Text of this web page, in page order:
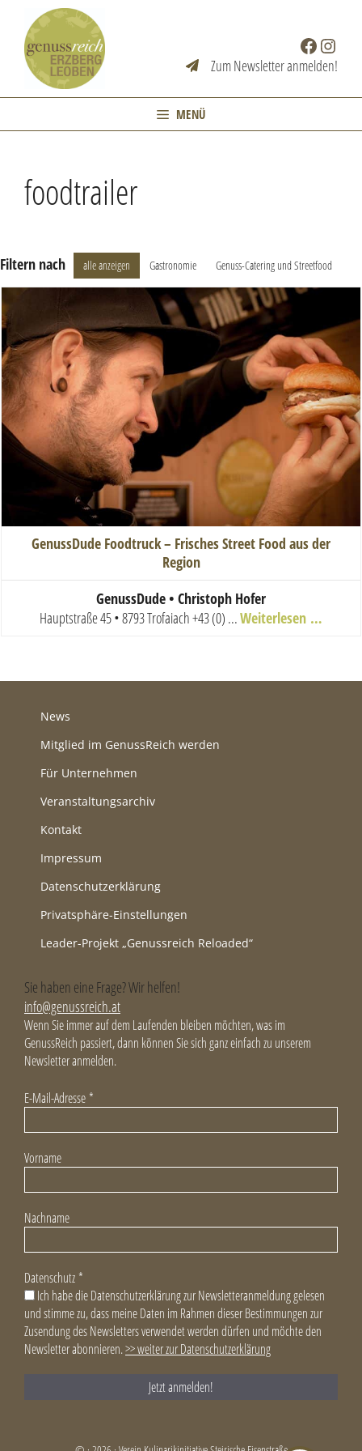
springen
Facebook
Zum Newsletter anmelden!
MENÜ
foodtrailer
Filtern nach alle anzeigen Gastronomie Genuss-Catering und Streetfood
GenussDude Foodtruck – Frisches Street Food aus der
Region
GenussDude • Christoph Hofer
Hauptstraße 45 • 8793 Trofaiach+43 (0) ...Weiterlesen …
News
Mitglied im GenussReich werden
Für Unternehmen
Veranstaltungsarchiv
Kontakt
Impressum
Datenschutzerklärung
Privatsphäre-Einstellungen
Leader-Projekt „Genussreich Reloaded“
Sie haben eine Frage? Wir helfen!
info@genussreich.at
Wenn Sie immer auf dem Laufenden bleiben möchten, was im
GenussReich passiert, dann können Sie sich ganz einfach zu unserem
Newsletter anmelden.
E-Mail-Adresse *
Vorname
Nachname
Datenschutz *
Ich habe die Datenschutzerklärung zur Newsletteranmeldung gelesen
und stimme zu, dass meine Daten im Rahmen dieser Bestimmungen zur
Zusendung des Newsletters verwendet werden dürfen und möchte den
Newsletter abonnieren.>> weiter zur Datenschutzerklärung